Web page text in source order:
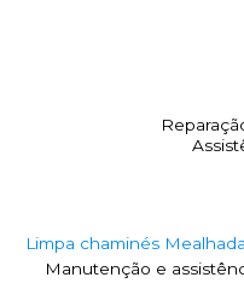
Limpa chaminés
Manutenção e